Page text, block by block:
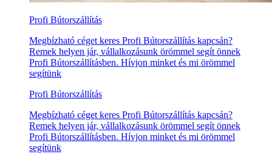
Profi Bútorszállítás
Megbízható céget keres Profi Bútorszállítás kapcsán?
Remek helyen jár, vállalkozásunk örömmel segít önnek
Profi Bútorszállításben. Hívjon minket és mi örömmel
segítünk
Profi Bútorszállítás
Megbízható céget keres Profi Bútorszállítás kapcsán?
Remek helyen jár, vállalkozásunk örömmel segít önnek
Profi Bútorszállításben. Hívjon minket és mi örömmel
segítünk